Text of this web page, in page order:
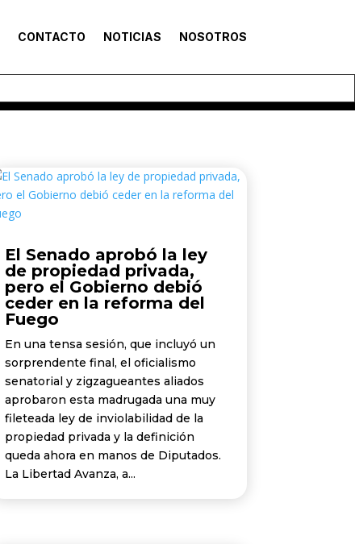
CONTACTO NOTICIAS NOSOTROS
El Senado aprobó la ley
de propiedad privada,
pero el Gobierno debió
ceder en la reforma del
Fuego
En una tensa sesión, que incluyó un
sorprendente final, el oficialismo
senatorial y zigzagueantes aliados
aprobaron esta madrugada una muy
fileteada ley de inviolabilidad de la
propiedad privada y la definición
queda ahora en manos de Diputados.
La Libertad Avanza, a...